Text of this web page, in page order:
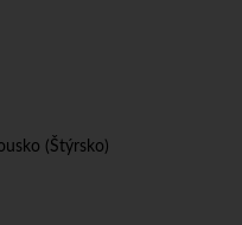
(Štýrsko)